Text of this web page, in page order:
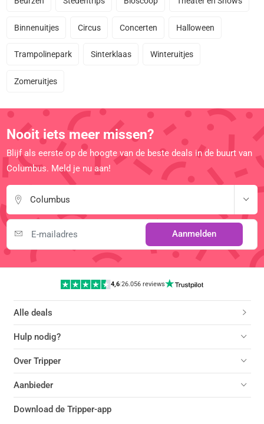
Binnenuitjes Circus Concerten Halloween
Trampolinepark Sinterklaas Winteruitjes
Zomeruitjes
Nooit iets meer missen?
Blijf als eerste op de hoogte van de beste deals in de buurt van
Columbus. Meld je nu aan!
Columbus
Aanmelden
4,6 |26.056 reviews
Alle deals
Hulp nodig?
Over Tripper
Aanbieder
Download de Tripper-app